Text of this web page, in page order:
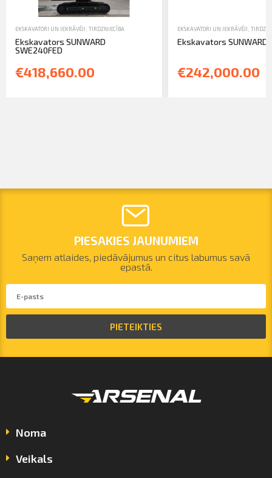
EKSKAVATORI UN IEKRĀVĒJI , TIRDZNIECĪBA
Ekskavators SUNWARD
SWE240FED
€418,660.00
EKSKAVATORI UN IEKRĀVĒJI ,
Ekskavators SUNWARD
€242,000.00
PIESAKIES JAUNUMIEM
Saņem atlaides, piedāvājumus un citus labumus savā
epastā.
PIETEIKTIES
Noma
Veikals